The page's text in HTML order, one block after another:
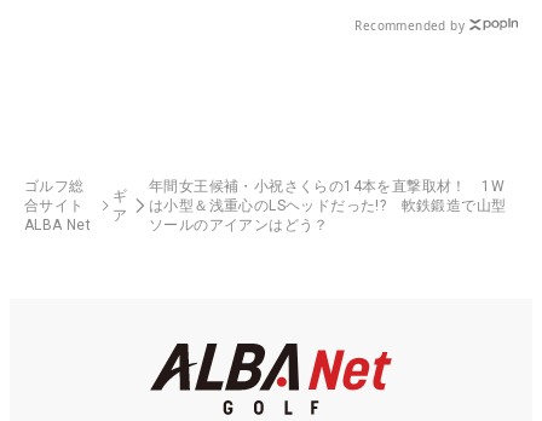
Recommended by
ゴルフ総
合サイト
ALBA Net
ギ
ア
年間女王候補・小祝さくらの14本を直撃取材！ 1W
は小型＆浅重心のLSヘッドだった!? 軟鉄鍛造で山型
ソールのアイアンはどう？